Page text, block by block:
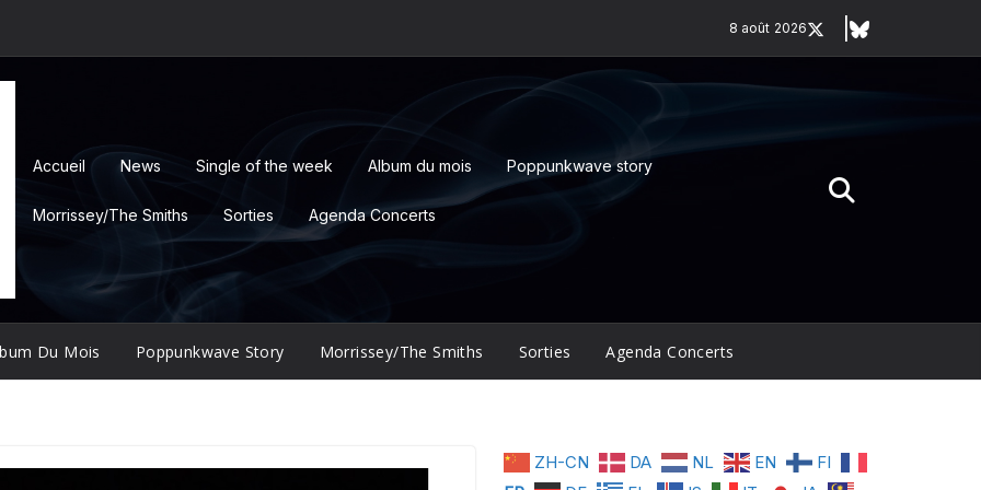
8 août 2026
Accueil News Single of the week Album du mois Poppunkwave story
Morrissey/The Smiths Sorties Agenda Concerts
Du Mois Poppunkwave Story Morrissey/The Smiths Sorties Agenda Concerts
ZH-CN DA NL EN
FI